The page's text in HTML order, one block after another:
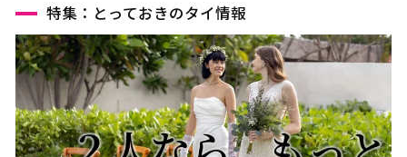
ウタイターニー
ウドーンターニー
コーンケーン
ナコーンラーチャシーマー
（コラート）
ウボンラーチャターニー
（ウボン）
特集：とっておきのタイ情報